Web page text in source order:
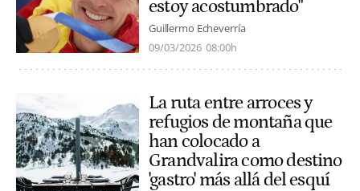
estoy acostumbrado"
Guillermo Echeverría
09/03/2026 08:00h
La ruta entre arroces y
refugios de montaña que
han colocado a
Grandvalira como destino
'gastro' más allá del esquí